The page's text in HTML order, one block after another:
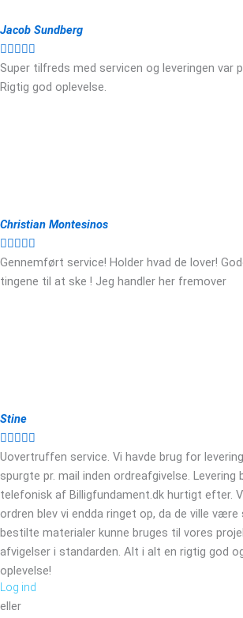
Jacob Sundberg

Super tilfreds med servicen og leveringen var
Rigtig god oplevelse.
Christian Montesinos

Gennemført service! Holder hvad de lover!
tingene til at ske ! Jeg handler her fremover
Stine

Uovertruffen service. Vi havde brug for
spurgte pr. mail inden ordreafgivelse.
telefonisk af Billigfundament.dk hurtigt efter.
ordren blev vi endda ringet op, da de ville være
bestilte materialer kunne bruges til vores
afvigelser i standarden. Alt i alt en rigtig god
oplevelse!
Log ind
eller